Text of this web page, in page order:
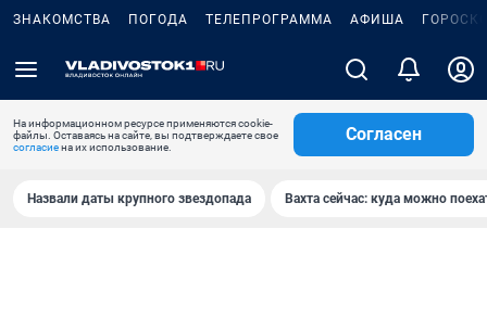
ЗНАКОМСТВА ПОГОДА ТЕЛЕПРОГРАММА АФИША
На информационном ресурсе применяются cookie-
файлы. Оставаясь на сайте, вы подтверждаете свое
согласиена их использование.
Согласен
Назвали даты крупного звездопада Вахта сейчас: куда можно